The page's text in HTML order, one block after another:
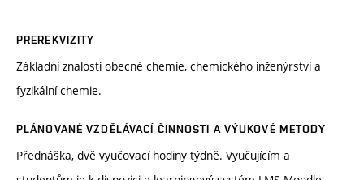
PREREKVIZITY
Základní znalosti obecné chemie, chemického inženýrství a
fyzikální chemie.
PLÁNOVANÉ VZDĚLÁVACÍ ČINNOSTI A VÝUKOVÉ METODY
Přednáška, dvě vyučovací hodiny týdně. Vyučujícím a